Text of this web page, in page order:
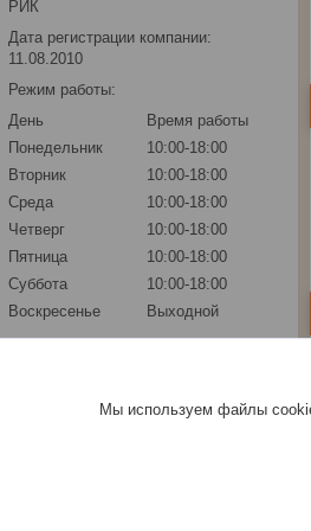
РИК
Дата регистрации компании:
11.08.2010
Режим работы:
День
Время работы
Понедельник
10:00-18:00
Вторник
10:00-18:00
Среда
10:00-18:00
Четверг
10:00-18:00
Пятница
10:00-18:00
Суббота
10:00-18:00
Воскресенье
Выходной
Мы используем файлы